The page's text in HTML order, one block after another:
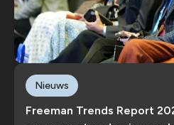
Freeman Trends Report
Nieuws